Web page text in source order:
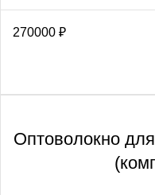
270000 ₽
Оптоволокно